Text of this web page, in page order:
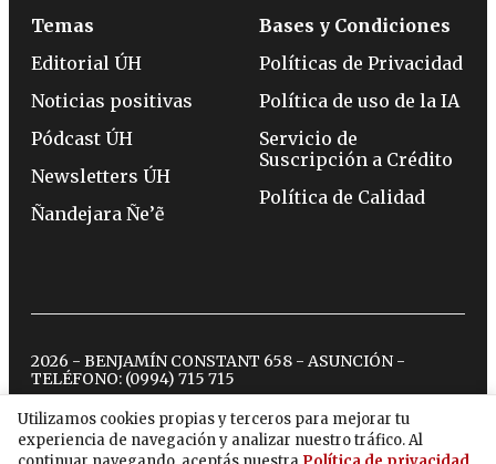
Utilizamos cookies propias y terceros para mejorar tu
experiencia de navegación y analizar nuestro tráfico. Al
Temas
Editorial ÚH
Noticias positivas
Pódcast ÚH
Newsletters ÚH
Ñandejara Ñe’ẽ
Bases y Condiciones
Políticas de Privacidad
Política de uso de la IA
Servicio de
Suscripción a Crédito
Política de Calidad
2026 - BENJAMÍN CONSTANT 658 - ASUNCIÓN -
TELÉFONO: (0994) 715 715
twitterinstagram
facebook
tiktokyoutubespotify